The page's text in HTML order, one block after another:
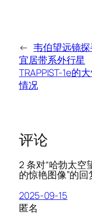
← 韦伯望远镜
宜居带系外行星
TRAPPIST-1e的
情况
评论
2 条对“哈勃太空
的惊艳图像”的回
2025-09-15
匿名